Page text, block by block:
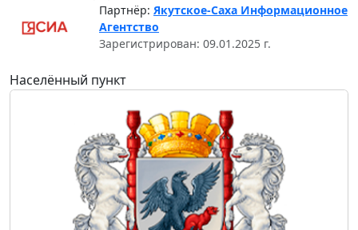
Партнёр: Якутское-Саха Информационное
Агентство
Зарегистрирован: 09.01.2025 г.
Населённый пункт